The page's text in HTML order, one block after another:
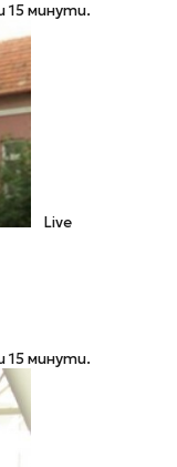
15 минути.
Live
15 минути.